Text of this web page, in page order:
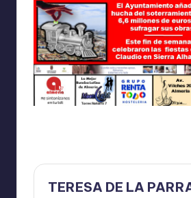
TERESA DE LA